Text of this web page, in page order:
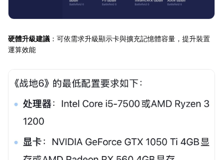
硬體升級建議 ：可依需求升級顯示卡與擴充記憶體容量，提升裝置
運算效能